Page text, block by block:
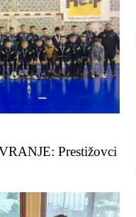
Prestižovci